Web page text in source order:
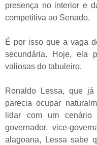
presença no interior e
competitiva ao Senado.
É por isso que a vaga
secundária. Hoje, ela
valiosas do tabuleiro.
Ronaldo Lessa, que
parecia ocupar
lidar com um cenário
governador, vice-
alagoana, Lessa sabe